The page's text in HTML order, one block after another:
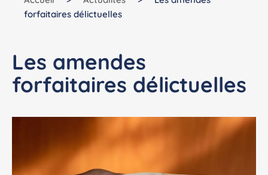
forfaitaires délictuelles
Les amendes
forfaitaires délictuelles